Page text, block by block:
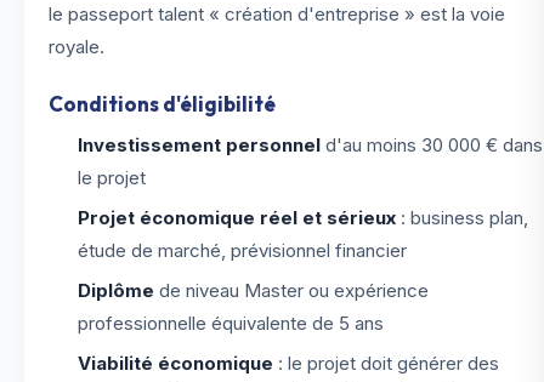
le passeport talent « création d'entreprise » est la voie
royale.
Conditions d'éligibilité
Investissement personnel d'au moins 30 000 € dans
le projet
Projet économique réel et sérieux : business plan,
étude de marché, prévisionnel financier
Diplôme de niveau Master ou expérience
professionnelle équivalente de 5 ans
Viabilité économique : le projet doit générer des